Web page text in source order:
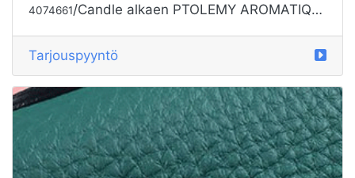
4074661/Candle alkaen PTOLEMY AROMATIQUE
Tarjouspyyntö